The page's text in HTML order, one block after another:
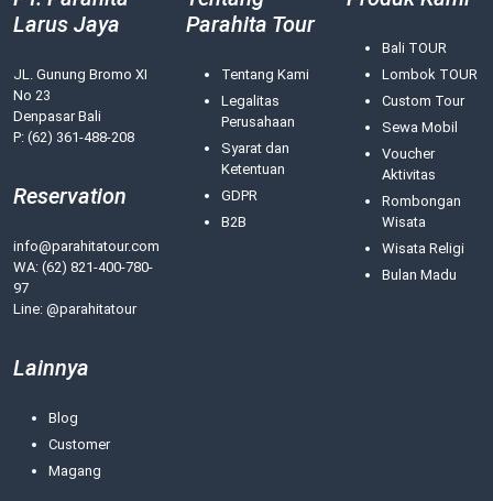
Larus Jaya
JL. Gunung Bromo XI
No 23
Denpasar Bali
P: (62) 361-488-208
Reservation
info@parahitatour.com
WA: (62) 821-400-780-
97
Line: @parahitatour
Parahita Tour
Tentang Kami
Legalitas
Perusahaan
Syarat dan
Ketentuan
GDPR
B2B
Bali TOUR
Lombok TOUR
Custom Tour
Sewa Mobil
Voucher
Aktivitas
Rombongan
Wisata
Wisata Religi
Bulan Madu
Lainnya
Blog
Customer
Magang